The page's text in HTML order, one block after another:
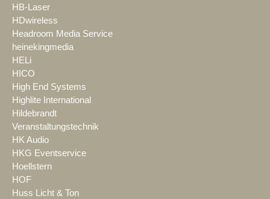
HB-Laser
HDwireless
Headroom Media Service
heinekingmedia
HELi
HICO
High End Systems
Highlite International
Hildebrandt
Veranstaltungstechnik
HK Audio
HKG Eventservice
Hoellstern
HOF
Huss Licht & Ton